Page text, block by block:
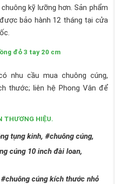
kỹ lưỡng hơn. Sản phẩm
bảo hành 12 tháng tại cửa
đỏ 3 tay 20 cm
nhu cầu mua chuông cúng,
thước; liên hệ Phong Vân để
THƯƠNG HIỆU.
tụng kinh, #chuông cúng,
cúng 10 inch đài loan,
cúng kích thước nhỏ